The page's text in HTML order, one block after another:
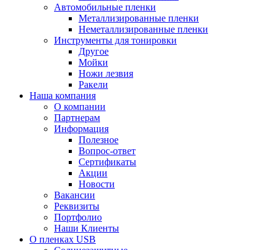
Автомобильные пленки
Металлизированные пленки
Неметаллизированные пленки
Инструменты для тонировки
Другое
Мойки
Ножи лезвия
Ракели
Наша компания
О компании
Партнерам
Информация
Полезное
Вопрос-ответ
Сертификаты
Акции
Новости
Вакансии
Реквизиты
Портфолио
Наши Клиенты
О пленках USB